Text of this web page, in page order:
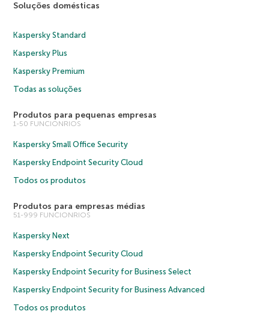
Soluções domésticas
Kaspersky Standard
Kaspersky Plus
Kaspersky Premium
Todas as soluções
Produtos para pequenas empresas
1-50 FUNCIONRIOS
Kaspersky Small Office Security
Kaspersky Endpoint Security Cloud
Todos os produtos
Produtos para empresas médias
51-999 FUNCIONRIOS
Kaspersky Next
Kaspersky Endpoint Security Cloud
Kaspersky Endpoint Security for Business Select
Kaspersky Endpoint Security for Business Advanced
Todos os produtos